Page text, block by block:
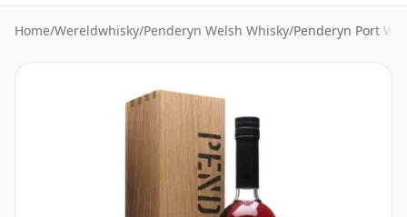
Home/Wereldwhisky/Penderyn Welsh Whisky/Penderyn Port